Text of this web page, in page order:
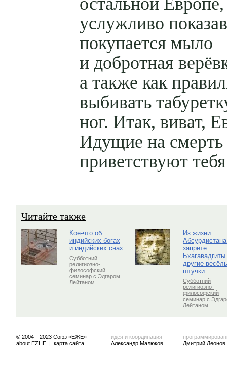
услужливо
покупается мыло
и добротная
а также как
выбивать
ног. Итак, виват,
Идущие на смерть
приветствуют
Читайте также
Кое-что об
индийских богах
и индийских снах
Субботний
религиозно-
философский
семинар с Эдгаром
Лейтаном
Из жизни
запрете
Бхагавадгиты
другие
штучки
Субботний
религиозно-
философский
семинар с
Лейтаном
© 2004—2023 Союз «ЕЖЕ»
about EZHE | карта сайта
идея и координация
Александр Малюков
Дмитрий Леонов